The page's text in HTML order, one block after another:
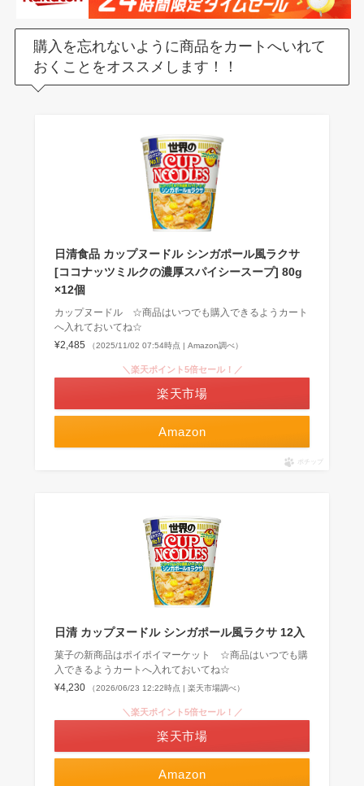
購入を忘れないように商品をカートへいれて
おくことをオススメします！！
日清食品 カップヌードル シンガポール風ラクサ
[ココナッツミルクの濃厚スパイシースープ] 80g
×12個
カップヌードル ☆商品はいつでも購入できるようカート
へ入れておいてね☆
¥2,485
（2025/11/02 07:54時点 | Amazon調べ）
Amazon
＼楽天ポイント5倍セール！／
楽天市場
ポチップ
日清 カップヌードル シンガポール風ラクサ 12入
菓子の新商品はポイポイマーケット ☆商品はいつでも購
入できるようカートへ入れておいてね☆
¥4,230
（2026/06/23 12:22時点 | 楽天市場調べ）
Amazon
＼楽天ポイント5倍セール！／
楽天市場